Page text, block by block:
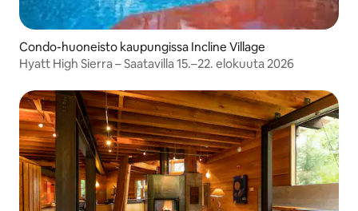
Condo-huoneisto kaupungissa Incline Village
Hyatt High Sierra – Saatavilla 15.–22. elokuuta 2026